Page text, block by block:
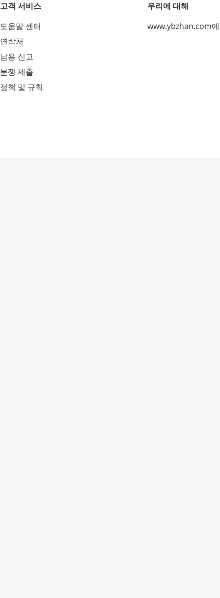
고객 서비스
도움말 센터
연락처
남용 신고
분쟁 제출
정책 및 규칙
우리에 대해
www.ybzhan.com